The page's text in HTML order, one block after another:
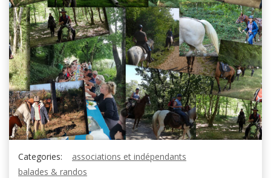
Categories:
associations et indépendants
balades & randos